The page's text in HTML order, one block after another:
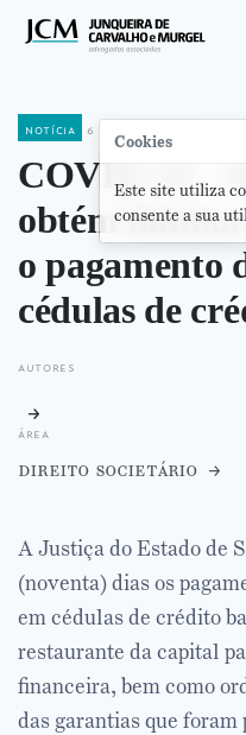
notícia 6 de abril de 2020
COVID-19 –
obtém liminar
o pagamento
cédulas de
autores
área
direito societário
A Justiça do Estado de
(noventa) dias os
em cédulas de crédito
restaurante da capital
financeira, bem como
das garantias que foram
Cookies
Este site utiliza
consente a sua